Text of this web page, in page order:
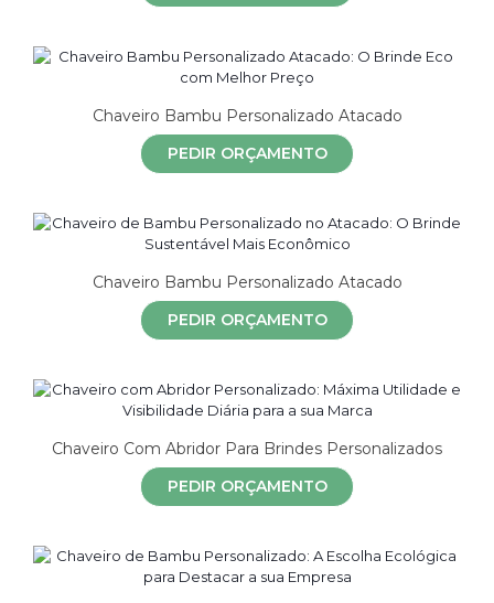
Chaveiro Bambu Personalizado Atacado
PEDIR ORÇAMENTO
Chaveiro Bambu Personalizado Atacado
PEDIR ORÇAMENTO
Chaveiro Com Abridor Para Brindes Personalizados
PEDIR ORÇAMENTO